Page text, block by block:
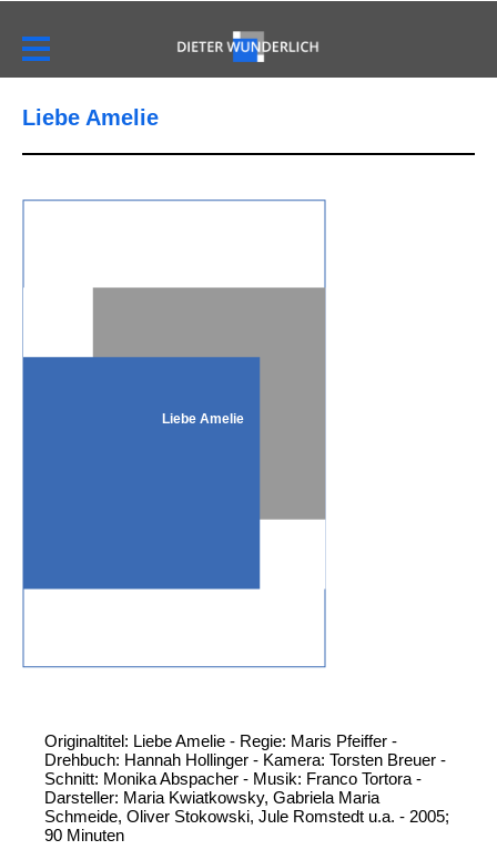
Liebe Amelie
Liebe Amelie
Originaltitel: Liebe Amelie - Regie: Maris Pfeiffer -
Drehbuch: Hannah Hollinger - Kamera: Torsten Breuer -
Schnitt: Monika Abspacher - Musik: Franco Tortora -
Darsteller: Maria Kwiatkowsky, Gabriela Maria
Schmeide, Oliver Stokowski, Jule Romstedt u.a. - 2005;
90 Minuten